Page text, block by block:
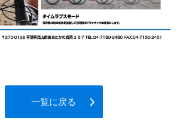
一覧に戻る